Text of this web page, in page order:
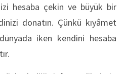
hesaba çekin ve büyük bir
donatın. Çünkü kıyâmet
iken kendini hesaba